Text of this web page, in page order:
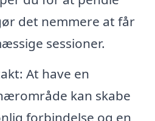
det nemmere at får
sessioner.
At have en
kan skabe
forbindelse og en